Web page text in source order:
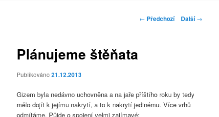
Navigace
← Předchozí Další→
Plánujeme štěňata
Publikováno21.12.2013
Gizem byla nedávno uchovněna a na jaře příštího roku by tedy
mělo dojít k jejímu nakrytí, a to k nakrytí jedinému. Více vrhů
odmítáme. Půjde o spojení velmi zajímavé: